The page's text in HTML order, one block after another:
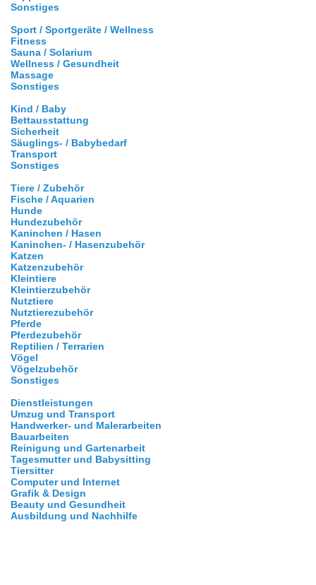
Sonstiges
Sport / Sportgeräte / Wellness
Fitness
Sauna / Solarium
Wellness / Gesundheit
Massage
Sonstiges
Kind / Baby
Bettausstattung
Sicherheit
Säuglings- / Babybedarf
Transport
Sonstiges
Tiere / Zubehör
Fische / Aquarien
Hunde
Hundezubehör
Kaninchen / Hasen
Kaninchen- / Hasenzubehör
Katzen
Katzenzubehör
Kleintiere
Kleintierzubehör
Nutztiere
Nutztierezubehör
Pferde
Pferdezubehör
Reptilien / Terrarien
Vögel
Vögelzubehör
Sonstiges
Dienstleistungen
Umzug und Transport
Handwerker- und Malerarbeiten
Bauarbeiten
Reinigung und Gartenarbeit
Tagesmutter und Babysitting
Tiersitter
Computer und Internet
Grafik & Design
Beauty und Gesundheit
Ausbildung und Nachhilfe